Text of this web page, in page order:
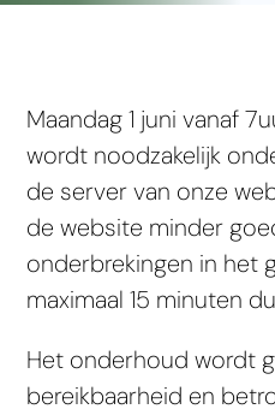
Maandag 1 juni vanaf
wordt noodzakelijk
de server van onze
de website minder
onderbrekingen in het
maximaal 15 minuten
Het onderhoud wordt
bereikbaarheid en